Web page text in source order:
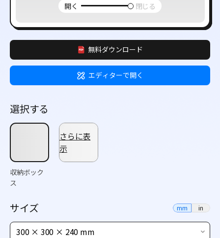
無料ダウンロード
エディターで開く
開く 閉じる
選択する
収納ボック
ス
さらに表
示
サイズ mm in
300 × 300 × 240 mm